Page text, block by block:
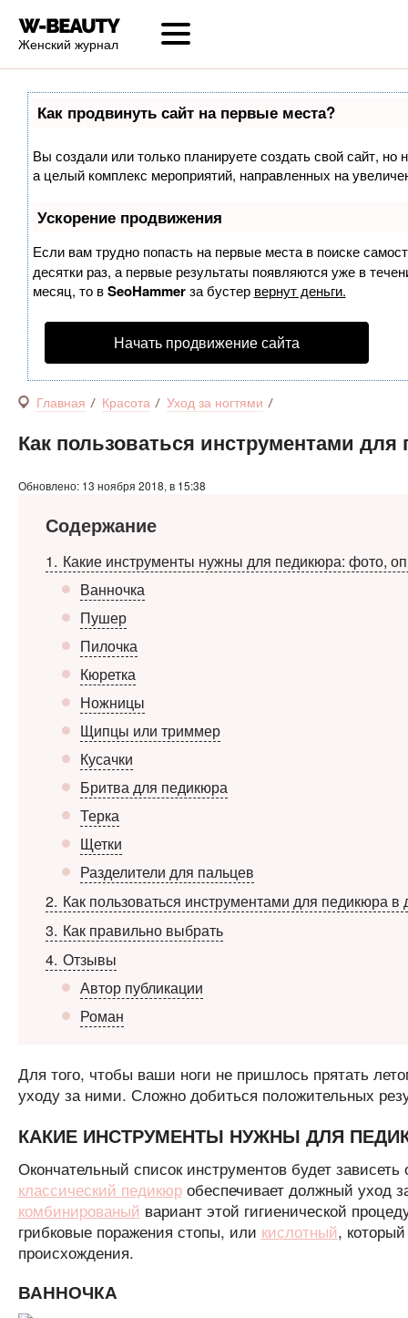
Женский журнал
Как продвинуть сайт на первые места?
Вы создали или только планируете создать свой сайт, но
а целый комплекс мероприятий, направленных на
Ускорение продвижения
Если вам трудно попасть на первые места в поиске
десятки раз, а первые результаты появляются уже в
месяц, то вSeoHammerза бустер вернут деньги.
Начать продвижение сайта
Главная Красота Уход за ногтями
Как пользоваться инструментами
Обновлено: 13 ноября 2018, в 15:38
Содержание
1
Какие инструменты нужны для педикюра: фото,
Ванночка
Пушер
Пилочка
Кюретка
Ножницы
Щипцы или триммер
Кусачки
Бритва для педикюра
Терка
Щетки
Разделители для пальцев
2 Как пользоваться инструментами для педикюра
3 Как правильно выбрать
4 Отзывы
Автор публикации
Роман
Для того, чтобы ваши ноги не пришлось прятать
уходу за ними. Сложно добиться положительных
КАКИЕ ИНСТРУМЕНТЫ НУЖНЫ ДЛЯ
Окончательный список инструментов будет
классический педикюробеспечивает должный уход
комбинированый вариант этой гигиенической
грибковые поражения стопы, или кислотный,
происхождения.
ВАННОЧКА